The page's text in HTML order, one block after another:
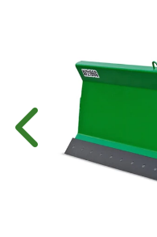
Anterior